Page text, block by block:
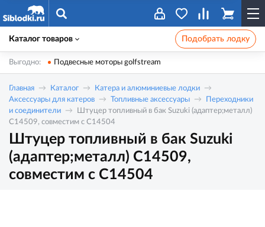
Каталог товаров Подобрать лодку
Выгодно: Подвесные моторы golfstream
Главная Каталог
Катера и алюминиевые лодки
Аксессуары для катеров
Топливные аксессуары
Переходники
и соединители
Штуцер топливный в бак Suzuki (адаптер;металл)
C14509, совместим с C14504
Штуцер топливный в бак Suzuki
(адаптер;металл) C14509,
совместим с C14504